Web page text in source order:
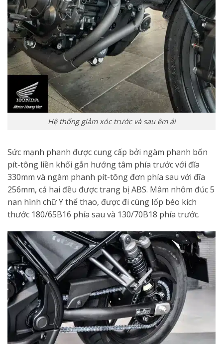
Hệ thống giảm xóc trước và sau êm ái
Sức mạnh phanh được cung cấp bởi ngàm phanh bốn
pít-tông liền khối gắn hướng tâm phía trước với đĩa
330mm và ngàm phanh pít-tông đơn phía sau với đĩa
256mm, cả hai đều được trang bị ABS. Mâm nhôm đúc 5
nan hình chữ Y thể thao, được đi cùng lốp béo kích
thước 180/65B16 phía sau và 130/70B18 phía trước.